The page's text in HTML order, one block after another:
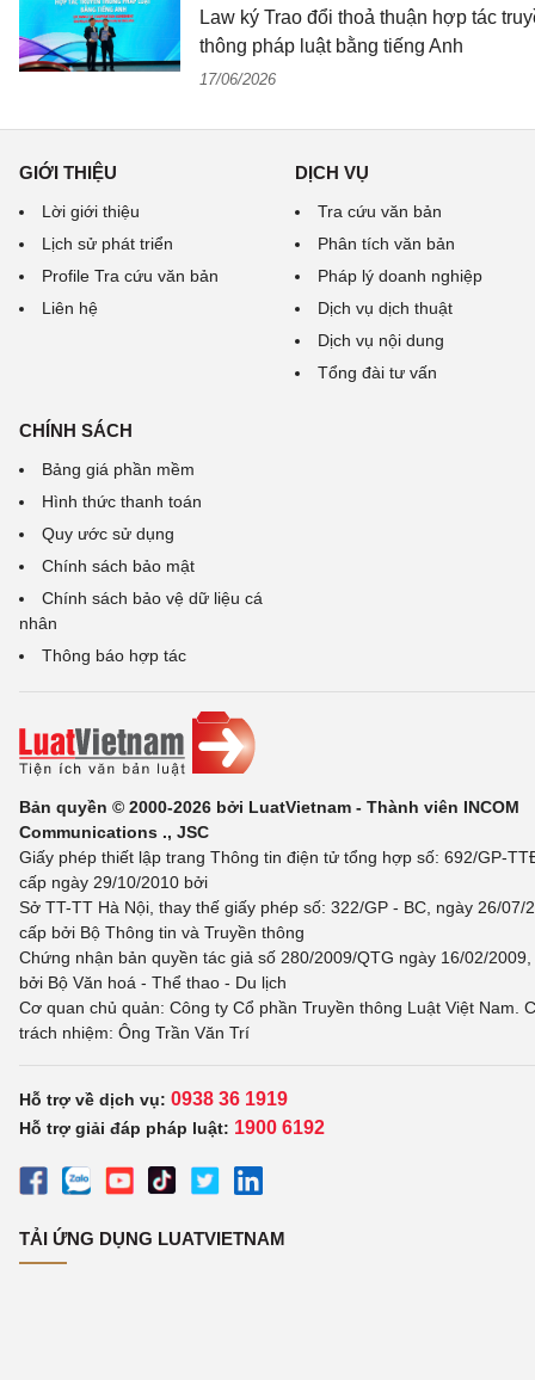
Law ký Trao đổi thoả thuận hợp tác
thông pháp luật bằng tiếng Anh
17/06/2026
GIỚI THIỆU
Lời giới thiệu
Lịch sử phát triển
Profile Tra cứu văn bản
Liên hệ
DỊCH VỤ
Tra cứu văn bản
Phân tích văn bản
Pháp lý doanh nghiệp
Dịch vụ dịch thuật
Dịch vụ nội dung
Tổng đài tư vấn
CHÍNH SÁCH
Bảng giá phần mềm
Hình thức thanh toán
Quy ước sử dụng
Chính sách bảo mật
Chính sách bảo vệ dữ liệu cá
nhân
Thông báo hợp tác
Bản quyền © 2000-2026 bởi LuatVietnam - Thành viên INCOM
Communications ., JSC
Giấy phép thiết lập trang Thông tin điện tử tổng hợp số: 692/GP-
cấp ngày 29/10/2010 bởi
Sở TT-TT Hà Nội, thay thế giấy phép số: 322/GP - BC, ngày 26/07/
cấp bởi Bộ Thông tin và Truyền thông
Chứng nhận bản quyền tác giả số 280/2009/QTG ngày 16/02/2009,
bởi Bộ Văn hoá - Thể thao - Du lịch
Cơ quan chủ quản: Công ty Cổ phần Truyền thông Luật Việt Nam.
trách nhiệm: Ông Trần Văn Trí
Hỗ trợ về dịch vụ: 0938 36 1919
Hỗ trợ giải đáp pháp luật: 1900 6192
TẢI ỨNG DỤNG LUATVIETNAM